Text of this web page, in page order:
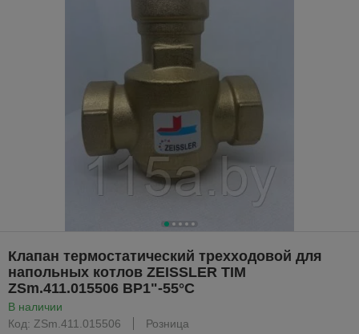
Клапан термостатический трехходовой для
напольных котлов ZEISSLER TIM
ZSm.411.015506 ВР1"-55°С
В наличии
Код: ZSm.411.015506
Розница